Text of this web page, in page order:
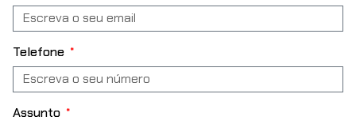
Telefone
Assunto